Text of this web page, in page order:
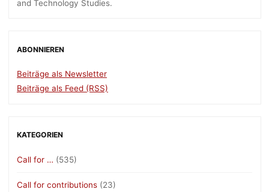
and Technology Studies.
ABONNIEREN
Beiträge als Newsletter
Beiträge als Feed (RSS)
KATEGORIEN
Call for … (535)
Call for contributions (23)